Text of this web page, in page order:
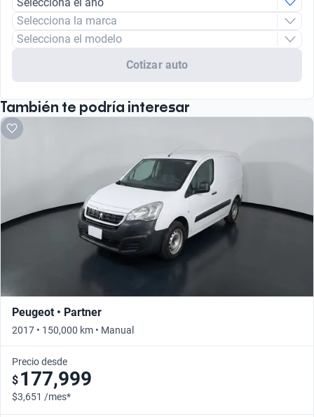
Selecciona la marca
Selecciona el modelo
Cotizar auto
También te podría interesar
Peugeot • Partner
2017 • 150,000 km • Manual
Precio desde
$ 177,999
$3,651 /mes*